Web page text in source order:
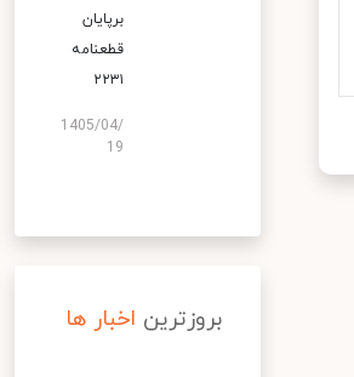
برپایان
قطعنامه
۲۲۳۱
1405/04/
19
بروزترین اخبار ها